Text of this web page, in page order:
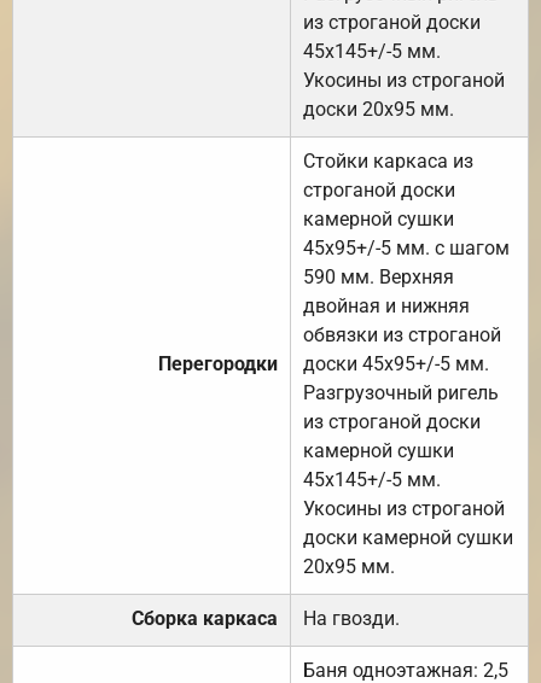
из строганой доски
45х145+/-5 мм.
Укосины из строганой
доски 20х95 мм.
Перегородки
Стойки каркаса из
строганой доски
камерной сушки
45х95+/-5 мм. с шагом
590 мм. Верхняя
двойная и нижняя
обвязки из строганой
доски 45х95+/-5 мм.
Разгрузочный ригель
из строганой доски
камерной сушки
45х145+/-5 мм.
Укосины из строганой
доски камерной сушки
20х95 мм.
Сборка каркаса На гвозди.
Баня одноэтажная: 2,5